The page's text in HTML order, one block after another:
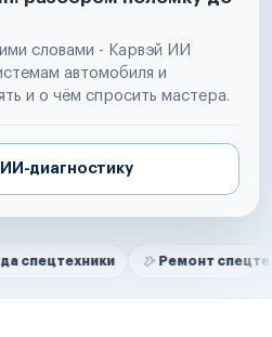
словами - Карвэй ИИ
автомобиля и
и о чём спросить мастера.
диагностику
Ремонт спецтехники